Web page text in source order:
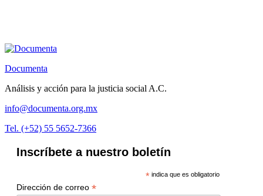
Documenta
Análisis y acción para la justicia social A.C.
info@documenta.org.mx
Tel. (+52) 55 5652-7366
Inscríbete a nuestro boletín
*indica que es obligatorio
Dirección de correo *